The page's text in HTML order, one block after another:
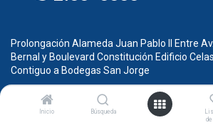
Inicio Búsqueda
Prolongación Alameda Juan Pablo ll Entre Av.
Bernal y Boulevard Constitución Edificio
Contiguo a Bodegas San Jorge
ventas @celasa.com